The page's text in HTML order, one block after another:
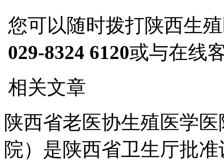
您可以随时拨打陕西生
029-8324 6120或与在线
相关文章
陕西省老医协生殖医学
院）是陕西省卫生厅批